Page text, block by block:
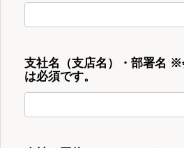
支社名（支店名）・部署名
は必須です。